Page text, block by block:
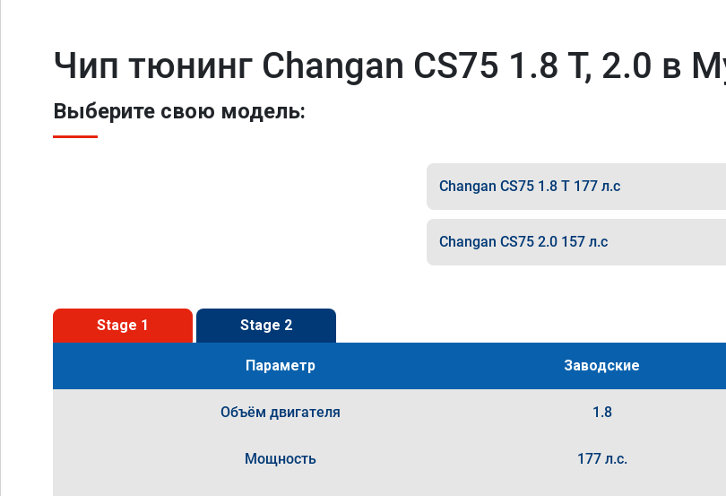
Чип тюнинг Changan CS75 1.8 T, 2.0 в
Выберите свою модель:
Changan CS75 1.8 T 177 л.с
Changan CS75 2.0 157 л.с
Stage 1 Stage 2
Параметр Заводские
Объём двигателя 1.8
Мощность 177 л.с.